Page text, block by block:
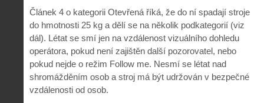
Článek 4 o kategorii Otevřená říká, že do ní spadají stroje
do hmotnosti 25 kg a dělí se na několik podkategorií (viz
dál). Létat se smí jen na vzdálenost vizuálního dohledu
operátora, pokud není zajištěn další pozorovatel, nebo
pokud nejde o režim Follow me. Nesmí se létat nad
shromážděním osob a stroj má být udržován v bezpečné
vzdálenosti od osob.